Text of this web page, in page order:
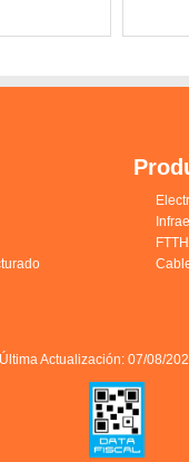
FTTH
Última Actualización: 07/08/